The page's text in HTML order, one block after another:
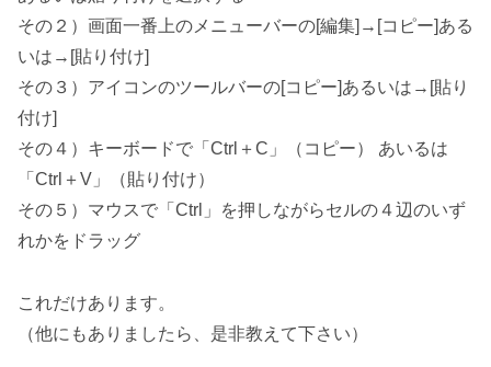
その２）画面一番上のメニューバーの[編集]→[コピー]ある
いは→[貼り付け]
その３）アイコンのツールバーの[コピー]あるいは→[貼り
付け]
その４）キーボードで「Ctrl＋C」（コピー） あいるは
「Ctrl＋V」（貼り付け）
その５）マウスで「Ctrl」を押しながらセルの４辺のいず
れかをドラッグ
これだけあります。
（他にもありましたら、是非教えて下さい）